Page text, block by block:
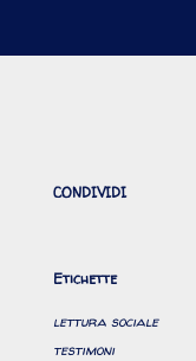
CONDIVIDI
Etichette
lettura sociale
testimoni